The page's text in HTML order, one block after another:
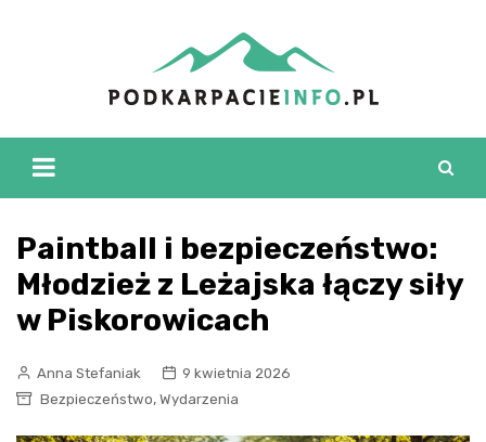
Paintball i bezpieczeństwo:
Młodzież z Leżajska łączy siły
w Piskorowicach
Anna Stefaniak
9 kwietnia 2026
Bezpieczeństwo, Wydarzenia